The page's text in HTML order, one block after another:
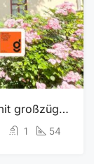
Charmante Dachgeschosswohnung mit großzügigem Wohnbereich und Spitzboden
1 54